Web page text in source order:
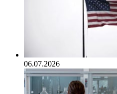
06.07.2026